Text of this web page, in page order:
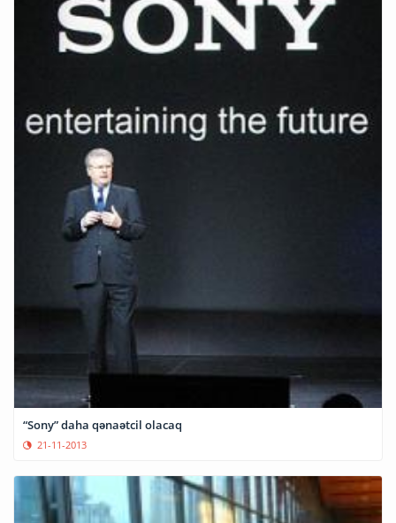
“Sony” daha qənaətcil olacaq
21-11-2013